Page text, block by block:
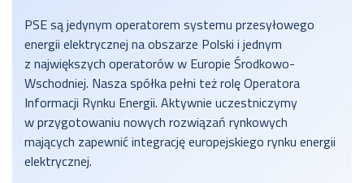
PSE są jedynym operatorem systemu przesyłowego
energii elektrycznej na obszarze Polski i jednym
z największych operatorów w Europie Środkowo-
Wschodniej. Nasza spółka pełni też rolę Operatora
Informacji Rynku Energii. Aktywnie uczestniczymy
w przygotowaniu nowych rozwiązań rynkowych
mających zapewnić integrację europejskiego rynku energii
elektrycznej.